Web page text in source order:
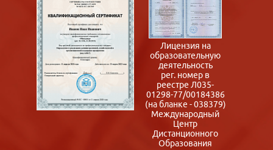
Лицензия на
образовательную
деятельность
рег. номер в
реестре Л035-
01298-77/00184386
(на бланке - 038379)
Международный
Центр
Дистанционного
Образования